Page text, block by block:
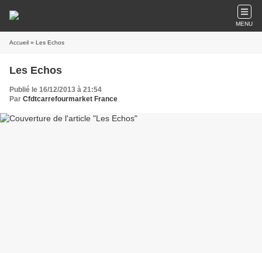
MENU
Accueil » Les Echos
Les Echos
Publié le 16/12/2013 à 21:54
Par Cfdtcarrefourmarket France